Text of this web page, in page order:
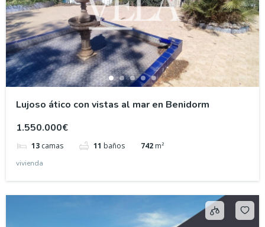
Lujoso ático con vistas al mar en Benidorm
1.550.000€
13 camas 11 baños 742 m²
vivienda